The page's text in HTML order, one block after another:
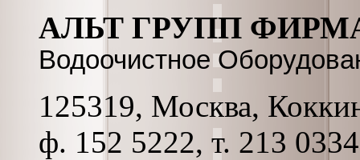
АЛЬТ ГРУПП
Водоочистное
125319, Москва,
ф. 152 5222, т. 213